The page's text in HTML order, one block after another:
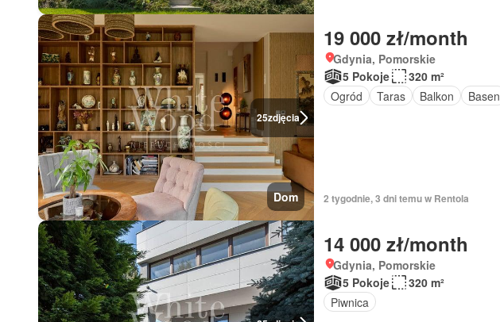
25zdjęcia
Dom
19 000 zł/month
Gdynia, Pomorskie
5 Pokoje
320 m²
Ogród
Taras Balkon Basen
2 tygodnie, 3 dni temu w Rentola
14 000 zł/month
Gdynia, Pomorskie
5 Pokoje
320 m²
Piwnica